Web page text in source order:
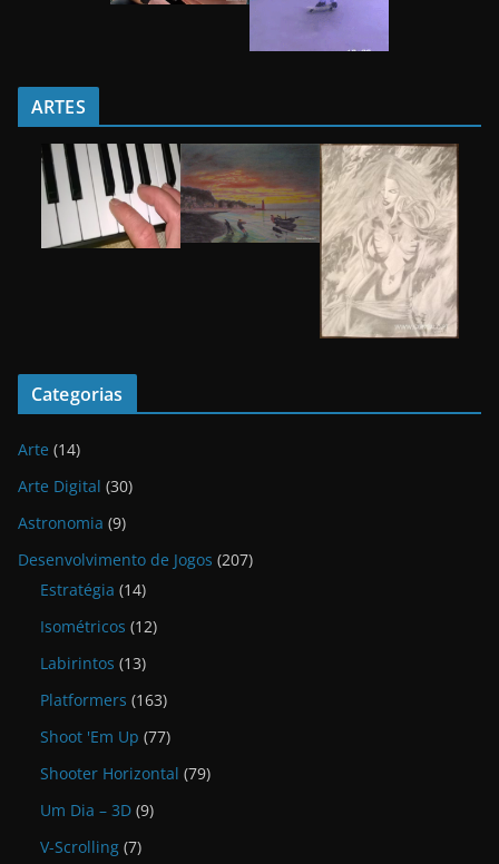
ARTES
Categorias
Arte (14)
Arte Digital (30)
Astronomia (9)
Desenvolvimento de Jogos (207)
Estratégia (14)
Isométricos (12)
Labirintos (13)
Platformers (163)
Shoot 'Em Up (77)
Shooter Horizontal (79)
Um Dia – 3D (9)
V-Scrolling (7)